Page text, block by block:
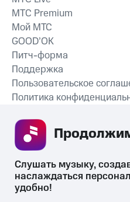
СКАЧАТЬ
MTС Premium
Мой МТС
GOOD’OK
Питч-форма
Поддержка
Пользовательское
Политика
Слушать музыку,
наслаждаться
удобно!